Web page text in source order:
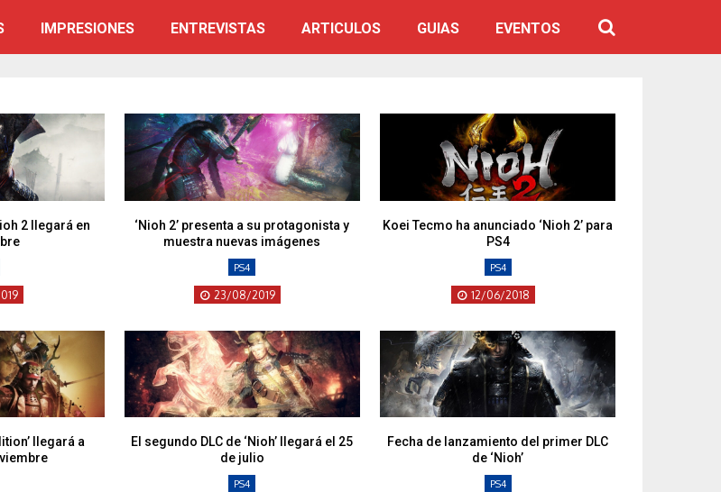
IMPRESIONES ENTREVISTAS ARTICULOS GUIAS EVENTOS
2 llegará en
‘Nioh 2’ presenta a su protagonista y
muestra nuevas imágenes
PS4
23/08/2019
Koei Tecmo ha anunciado ‘Nioh 2’ para
PS4
PS4
12/06/2018
llegará a
El segundo DLC de ‘Nioh’ llegará el 25
de julio
PS4
Fecha de lanzamiento del primer DLC
de ‘Nioh’
PS4